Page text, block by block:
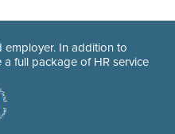
employer. In addition to
full package of HR service